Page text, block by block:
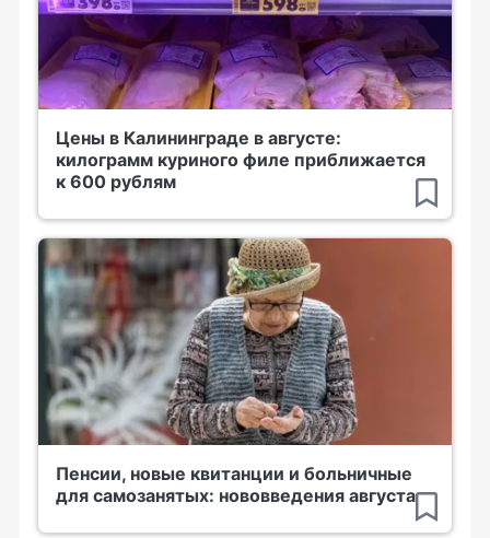
Цены в Калининграде в августе:
килограмм куриного филе приближается
к 600 рублям
Пенсии, новые квитанции и больничные
для самозанятых: нововведения августа